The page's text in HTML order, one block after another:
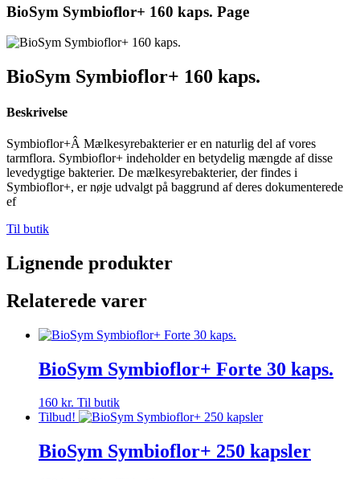
BioSym Symbioflor+ 160 kaps. Page
BioSym Symbioflor+ 160 kaps.
Beskrivelse
Symbioflor+Â Mælkesyrebakterier er en naturlig del af vores
tarmflora. Symbioflor+ indeholder en betydelig mængde af disse
levedygtige bakterier. De mælkesyrebakterier, der findes i
Symbioflor+, er nøje udvalgt på baggrund af deres dokumenterede
ef
Til butik
Lignende produkter
Relaterede varer
BioSym Symbioflor+ Forte 30 kaps.
160 kr. Til butik
Tilbud!
BioSym Symbioflor+ 250 kapsler